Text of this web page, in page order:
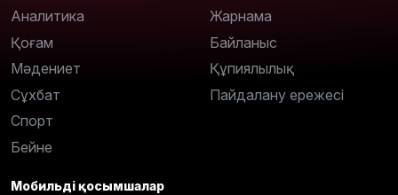
Аналитика
Қоғам
Мәдениет
Сұхбат
Спорт
Бейне
Жарнама
Байланыс
Құпиялылық
Пайдалану ережесі
Мобильді қосымшалар